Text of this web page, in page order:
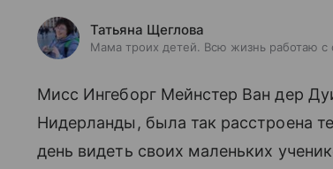
Татьяна Щеглова
Мама троих детей. Всю жизнь работаю
Мисс Ингеборг Мейнстер Ван дер
Нидерланды, была так расстроена
день видеть своих маленьких